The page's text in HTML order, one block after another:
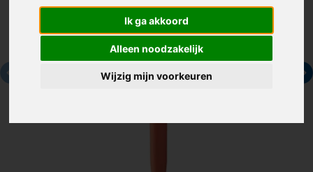
Ik ga akkoord
Alleen noodzakelijk
Wijzig mijn voorkeuren